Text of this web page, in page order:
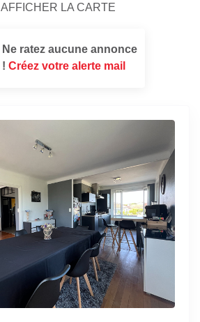
AFFICHER LA CARTE
Ne ratez aucune annonce
! Créez votre alerte mail